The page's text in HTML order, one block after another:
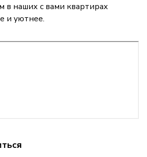
в наших с вами квартирах
и уютнее.